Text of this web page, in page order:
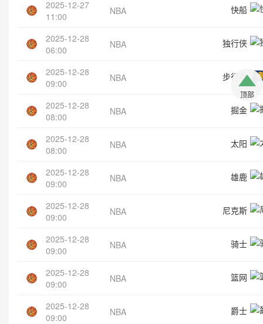
2025-12-27
11:00
NBA 快船
2025-12-28
06:00
NBA 独行侠
2025-12-28
09:00
NBA 步行者
2025-12-28
08:00
NBA 掘金
2025-12-28
08:00
NBA 太阳
2025-12-28
09:00
NBA 雄鹿
2025-12-28
09:00
NBA 尼克斯
2025-12-28
09:00
NBA 骑士
2025-12-28
09:00
NBA 篮网
2025-12-28
09:00
NBA 爵士
顶部